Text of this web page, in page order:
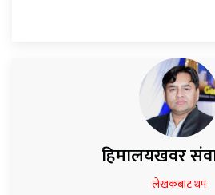
हिमालयखवर
लेखकबाट थप